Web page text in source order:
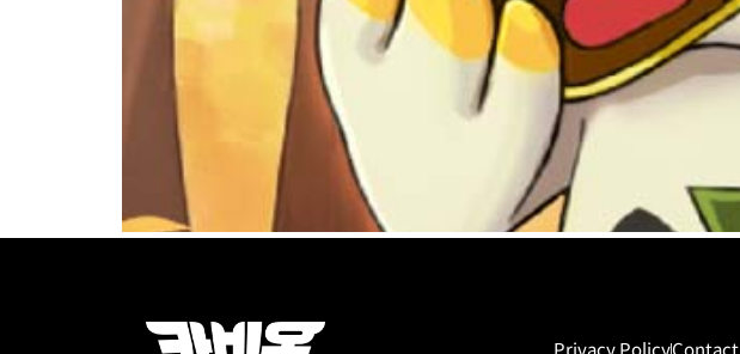
Privacy PolicyContact